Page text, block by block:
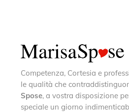
Competenza, Cortesia e
le qualità che
Spose, a vostra disposizione
speciale un giorno